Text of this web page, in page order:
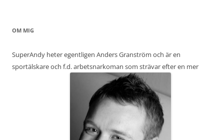
OM MIG
SuperAndy heter egentligen Anders Granström och är en
sportälskare och f.d. arbetsnarkoman som strävar efter en mer